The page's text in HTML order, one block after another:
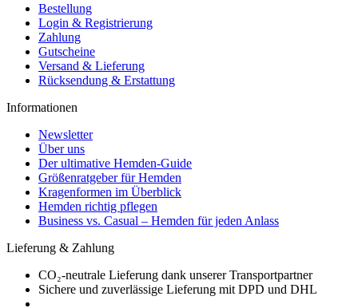
Bestellung
Login & Registrierung
Zahlung
Gutscheine
Versand & Lieferung
Rücksendung & Erstattung
Informationen
Newsletter
Über uns
Der ultimative Hemden-Guide
Größenratgeber für Hemden
Kragenformen im Überblick
Hemden richtig pflegen
Business vs. Casual – Hemden für jeden Anlass
Lieferung & Zahlung
CO₂-neutrale Lieferung dank unserer Transportpartner
Sichere und zuverlässige Lieferung mit DPD und DHL